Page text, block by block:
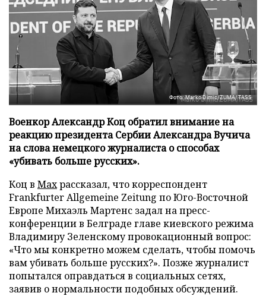
Фото: Marko Dimic/ZUMA/TASS
Военкор Александр Коц обратил внимание на
реакцию президента Сербии Александра Вучича
на слова немецкого журналиста о способах
«убивать больше русских».
Коц в Махрассказал, что корреспондент
Frankfurter Allgemeine Zeitung по Юго-Восточной
Европе Михаэль Мартенс задал на пресс-
конференции в Белграде главе киевского режима
Владимиру Зеленскому провокационный вопрос:
«Что мы конкретно можем сделать, чтобы помочь
вам убивать больше русских?». Позже журналист
попытался оправдаться в социальных сетях,
заявив о нормальности подобных обсуждений.